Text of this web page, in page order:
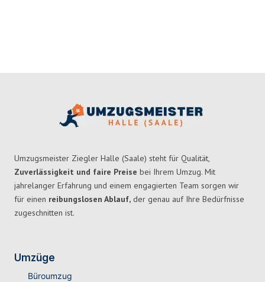
Umzugsmeister Ziegler Halle (Saale) steht für Qualität,
Zuverlässigkeit und faire Preise bei Ihrem Umzug. Mit
jahrelanger Erfahrung und einem engagierten Team sorgen wir
für einen reibungslosen Ablauf, der genau auf Ihre Bedürfnisse
zugeschnitten ist.
Umzüge
Büroumzug